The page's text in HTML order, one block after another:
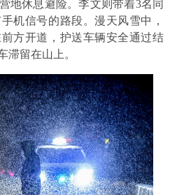
地休息避险。李文则带着3名同
机信号的路段。漫天风雪中，
方开道，护送车辆安全通过结
滞留在山上。